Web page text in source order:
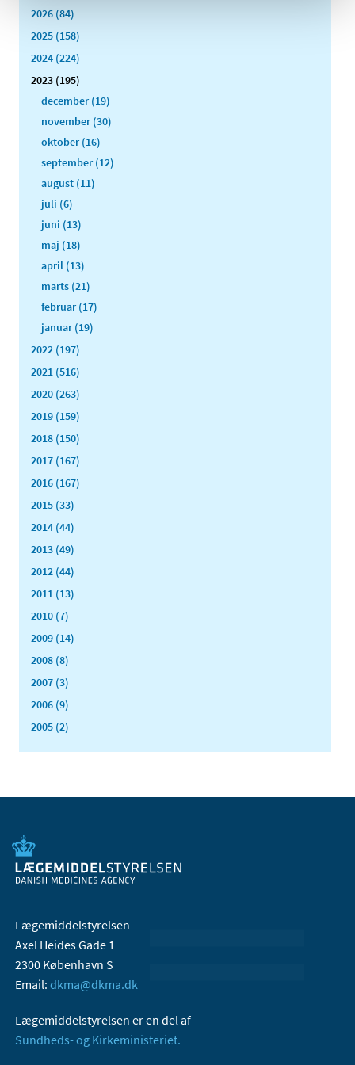
2026 (84)
2025 (158)
2024 (224)
2023 (195)
december (19)
november (30)
oktober (16)
september (12)
august (11)
juli (6)
juni (13)
maj (18)
april (13)
marts (21)
februar (17)
januar (19)
2022 (197)
2021 (516)
2020 (263)
2019 (159)
2018 (150)
2017 (167)
2016 (167)
2015 (33)
2014 (44)
2013 (49)
2012 (44)
2011 (13)
2010 (7)
2009 (14)
2008 (8)
2007 (3)
2006 (9)
2005 (2)
Lægemiddelstyrelsen
Axel Heides Gade 1
2300 København S
Email: dkma@dkma.dk
Lægemiddelstyrelsen er en del af
Sundheds- og Kirkeministeriet.